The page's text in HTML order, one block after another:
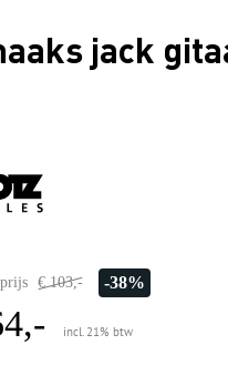
jack
€ 103,- -38%
incl. 21% btw